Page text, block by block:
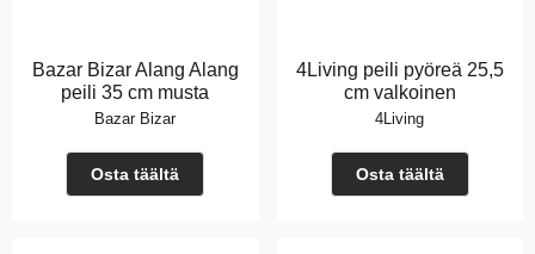
Bazar Bizar Alang Alang
peili 35 cm musta
Bazar Bizar
Osta täältä
4Living peili pyöreä 25,5
cm valkoinen
4Living
Osta täältä